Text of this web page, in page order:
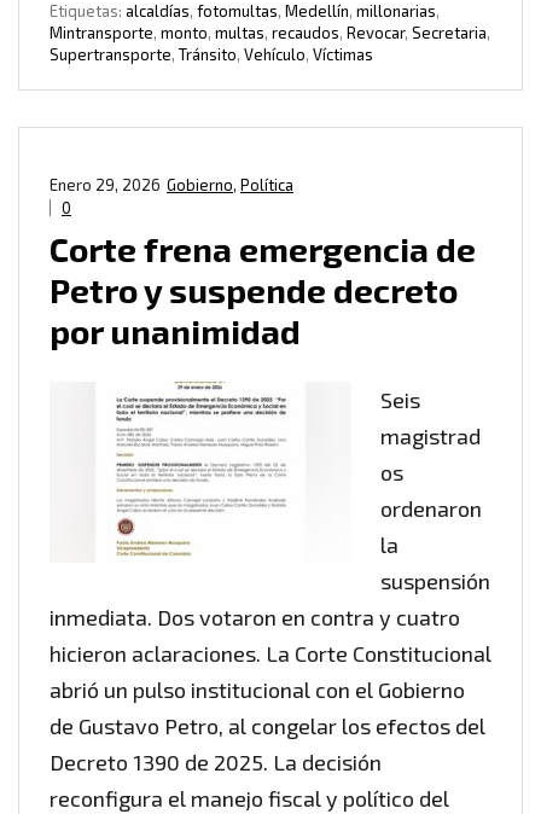
Etiquetas: alcaldías, fotomultas, Medellín, millonarias,
Mintransporte, monto, multas, recaudos, Revocar, Secretaria,
Supertransporte, Tránsito, Vehículo, Víctimas
Gobierno, Política
Enero 29, 2026
0
Corte frena emergencia de
Petro y suspende decreto
por unanimidad
Seis
magistrad
os
ordenaron
la
suspensión
inmediata. Dos votaron en contra y cuatro
hicieron aclaraciones. La Corte Constitucional
abrió un pulso institucional con el Gobierno
de Gustavo Petro, al congelar los efectos del
Decreto 1390 de 2025. La decisión
reconfigura el manejo fiscal y político del